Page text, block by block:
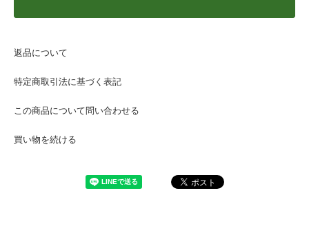
返品について
特定商取引法に基づく表記
この商品について問い合わせる
買い物を続ける